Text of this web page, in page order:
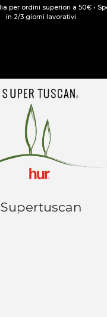
per ordini superiori a 50€ •
in 2/3 giorni lavorativi
Supertuscan